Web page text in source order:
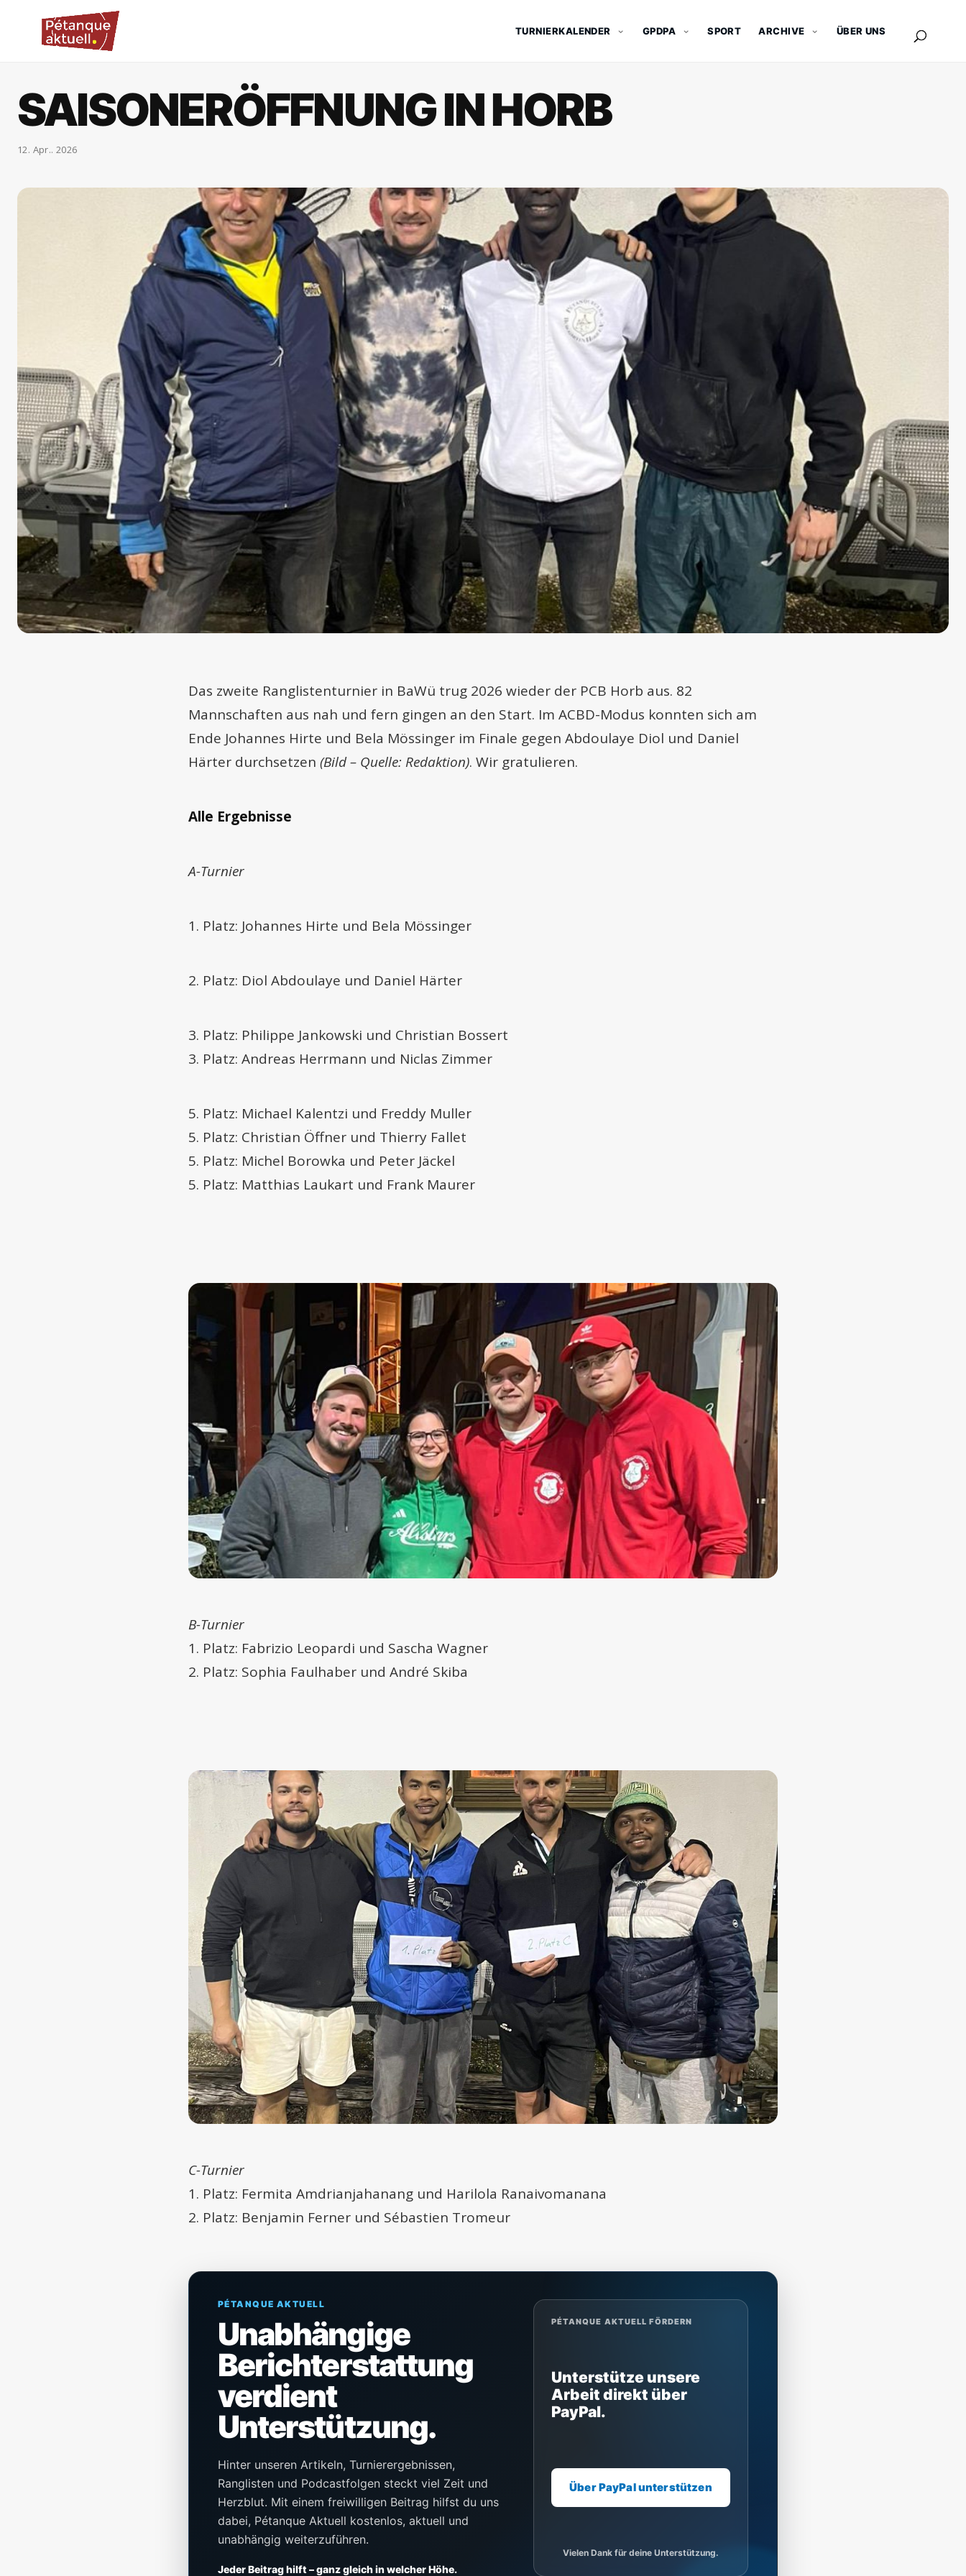
TURNIERKALENDER GPDPA SPORT ARCHIVE ÜBER UNS
SAISONERÖFFNUNG IN HORB
12. Apr.. 2026
Das zweite Ranglistenturnier in BaWü trug 2026 wieder der PCB Horb aus. 82
Mannschaften aus nah und fern gingen an den Start. Im ACBD-Modus konnten sich am
Ende Johannes Hirte und Bela Mössinger im Finale gegen Abdoulaye Diol und Daniel
Härter durchsetzen (Bild – Quelle: Redaktion). Wir gratulieren.
Alle Ergebnisse
A-Turnier
1. Platz: Johannes Hirte und Bela Mössinger
2. Platz: Diol Abdoulaye und Daniel Härter
3. Platz: Philippe Jankowski und Christian Bossert
3. Platz: Andreas Herrmann und Niclas Zimmer
5. Platz: Michael Kalentzi und Freddy Muller
5. Platz: Christian Öffner und Thierry Fallet
5. Platz: Michel Borowka und Peter Jäckel
5. Platz: Matthias Laukart und Frank Maurer
B-Turnier
1. Platz: Fabrizio Leopardi und Sascha Wagner
2. Platz: Sophia Faulhaber und André Skiba
C-Turnier
1. Platz: Fermita Amdrianjahanang und Harilola Ranaivomanana
2. Platz: Benjamin Ferner und Sébastien Tromeur
PÉTANQUE AKTUELL
Unabhängige
Berichterstattung
verdient
Unterstützung.
Hinter unseren Artikeln, Turnierergebnissen,
Ranglisten und Podcastfolgen steckt viel Zeit und
Herzblut. Mit einem freiwilligen Beitrag hilfst du uns
dabei, Pétanque Aktuell kostenlos, aktuell und
unabhängig weiterzuführen.
Jeder Beitrag hilft – ganz gleich in welcher Höhe.
PÉTANQUE AKTUELL FÖRDERN
Unterstütze unsere
Arbeit direkt über
PayPal.
Über PayPal unterstützen
Vielen Dank für deine Unterstützung.